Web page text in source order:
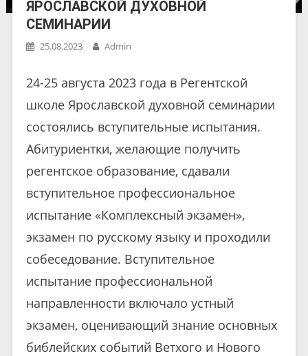
ЯРОСЛАВСКОЙ ДУХОВНОЙ
СЕМИНАРИИ
25.08.2023 Admin
24-25 августа 2023 года в Регентской
школе Ярославской духовной семинарии
состоялись вступительные испытания.
Абитуриентки, желающие получить
регентское образование, сдавали
вступительное профессиональное
испытание «Комплексный экзамен»,
экзамен по русскому языку и проходили
собеседование. Вступительное
испытание профессиональной
направленности включало устный
экзамен, оценивающий знание основных
библейских событий Ветхого и Нового